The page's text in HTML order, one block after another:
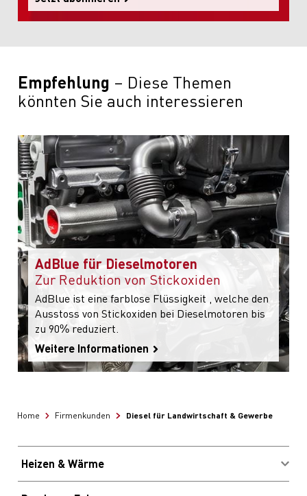
Empfehlung Diese Themen
könnten Sie auch interessieren
AdBlue für Dieselmotoren
Zur Reduktion von Stickoxiden
AdBlue ist eine farblose Flüssigkeit , welche den
Ausstoss von Stickoxiden bei Dieselmotoren bis
zu 90% reduziert.
Weitere Informationen
Home Firmenkunden Diesel für Landwirtschaft & Gewerbe
Heizen & Wärme